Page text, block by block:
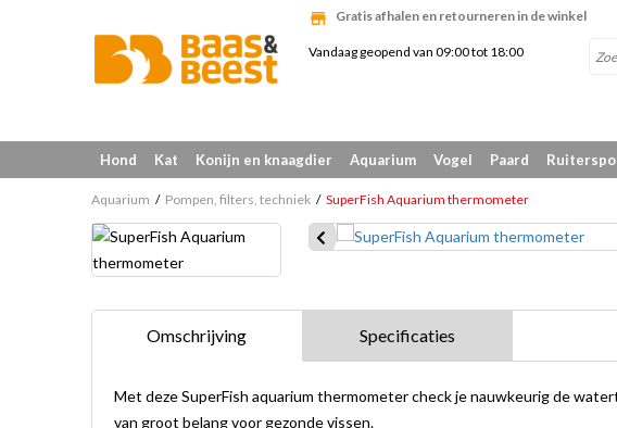
Gratis afhalen en retourneren in de winkel
Vandaag geopend van 09:00 tot 18:00
Hond Kat Konijn en knaagdier Aquarium Vogel Paard
Aquarium Pompen, filters, techniek SuperFish Aquarium thermometer
Omschrijving Specificaties
Met deze SuperFish aquarium thermometer check je nauwkeurig de
van groot belang voor gezonde vissen.